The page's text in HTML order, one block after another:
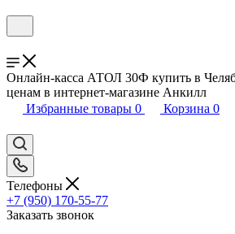
Онлайн-касса АТОЛ 30Ф купить в
ценам в интернет-магазине Анкилл
Избранные товары 0 Корзина 0
Телефоны
+7 (950) 170-55-77
Заказать звонок